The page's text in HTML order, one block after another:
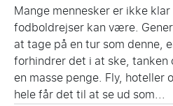
Mange mennesker er ikke
fodboldrejser kan være.
at tage på en tur som denne,
forhindrer det i at ske, tanken
en masse penge. Fly,
hele får det til at se ud som...